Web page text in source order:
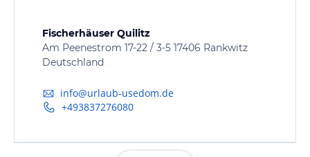
Fischerhäuser Quilitz
Am Peenestrom 17-22 / 3-5 17406 Rankwitz
Deutschland
info@urlaub-usedom.de
+493837276080